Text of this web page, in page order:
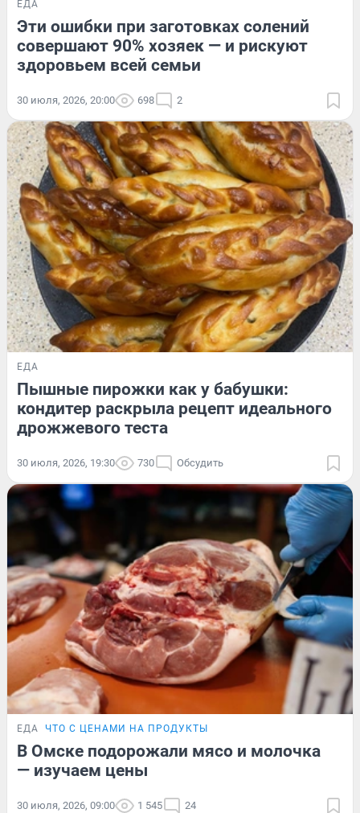
ЕДА
Эти ошибки при заготовках солений
совершают 90% хозяек — и рискуют
здоровьем всей семьи
30 июля, 2026, 20:00 698 2
ЕДА
Пышные пирожки как у бабушки:
кондитер раскрыла рецепт идеального
дрожжевого теста
30 июля, 2026, 19:30 730 Обсудить
ЕДА ЧТО С ЦЕНАМИ НА ПРОДУКТЫ
В Омске подорожали мясо и молочка
— изучаем цены
30 июля, 2026, 09:00 1 545 24